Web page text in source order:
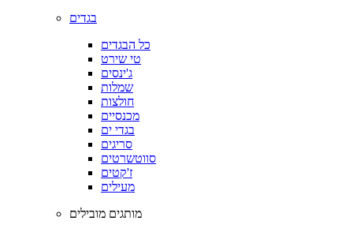
בגדים
כל הבגדים
טי שירט
ג'ינסים
שמלות
חולצות
מכנסיים
בגדי ים
סריגים
סווטשרטים
ז'קטים
מעילים
מותגים מובילים